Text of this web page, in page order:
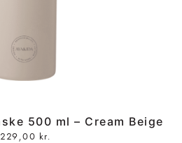
500 ml – Cream Beige
229,00 kr.